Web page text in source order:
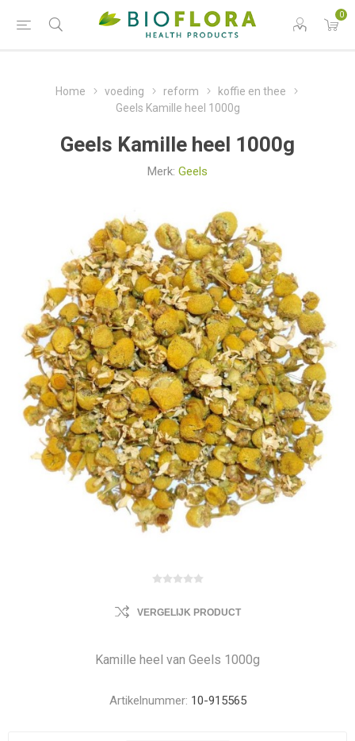
0
Home voeding reform
koffie en thee
Geels Kamille heel 1000g
Geels Kamille heel 1000g
Merk: Geels
VERGELIJK PRODUCT
Kamille heel van Geels 1000g
Artikelnummer: 10-915565